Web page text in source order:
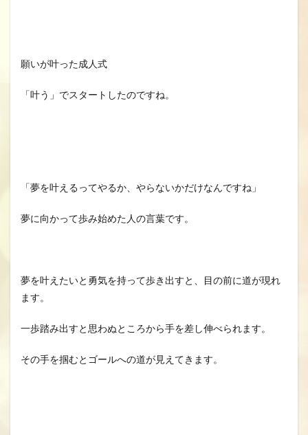
願いが叶った成人式
「叶う」でスタートしたのですね。
「夢を叶えるってやるか、やらないかだけなんですね」
夢に向かって歩み始めた人の言葉です。
夢を叶えたいと勇気を持って歩き出すと、目の前に道が現れ
ます。
一歩踏み出すと思わぬところから手を差し伸べられます。
その手を掴むとゴールへの道が見えてきます。